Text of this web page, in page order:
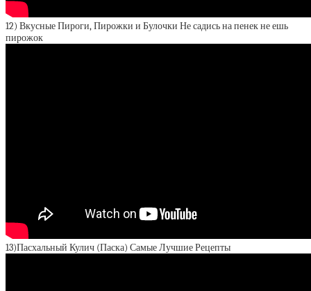
12) Вкусные Пироги, Пирожки и Булочки Не садись на пенек не ешь
пирожок
13)Пасхальный Кулич (Паска) Самые Лучшие Рецепты